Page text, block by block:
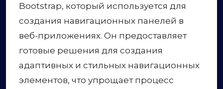
Bootstrap, который используется для
создания навигационных панелей в
веб-приложениях. Он предоставляет
готовые решения для создания
адаптивных и стильных навигационных
элементов, что упрощает процесс